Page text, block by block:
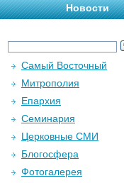
Новости
Самый Восточный
Митрополия
Епархия
Семинария
Церковные СМИ
Блогосфера
Фотогалерея